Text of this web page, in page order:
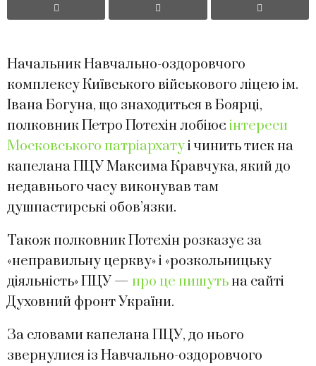
Начальник Навчально-оздоровчого
комплексу Київського військового ліцею ім.
Івана Богуна, що знаходиться в Боярці,
полковник Петро Потєхін лобіює інтереси
Московського патріархатуі чинить тиск на
капелана ПЦУ Максима Кравчука, який до
недавнього часу виконував там
душпастирські обов’язки.
Також полковник Потєхін розказує за
«неправильну церкву» і «розкольницьку
діяльність» ПЦУ — про це пишутьна сайті
Духовний фронт України.
За словами капелана ПЦУ, до нього
звернулися із Навчально-оздоровчого